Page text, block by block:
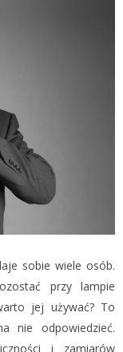
sobie wiele osób.
przy lampie
jej używać? To
nie odpowiedzieć.
i zamiarów